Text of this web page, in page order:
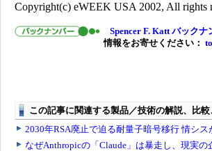
Copyright(c) eWEEK USA 2002, All rights
Spencer F. Katt バックナ
情報をお寄せください：